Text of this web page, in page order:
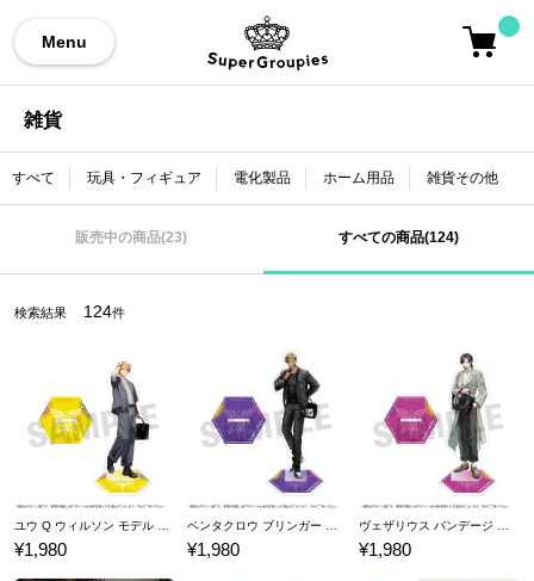
Menu
雑貨
すべて 玩具・フィギュア 電化製品 ホーム用品 雑貨その他
販売中の商品(23) すべての商品(124)
検索結果 124件
¥1,980 ¥1,980 ¥1,980